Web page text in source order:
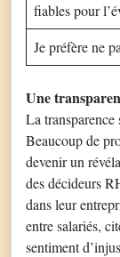
fiables pour
Je préfère ne
Une
La transparence
Beaucoup de
devenir un
des décideurs
dans leur
entre salariés,
sentiment